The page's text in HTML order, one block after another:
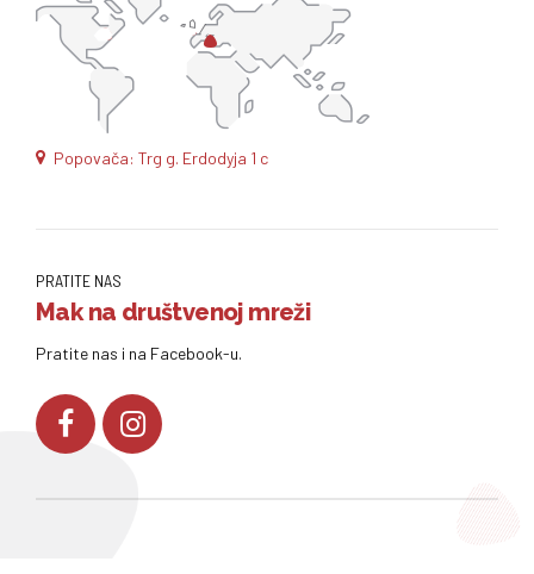
Popovača: Trg g. Erdodyja 1 c
PRATITE NAS
Mak na društvenoj mreži
Pratite nas i na Facebook-u.